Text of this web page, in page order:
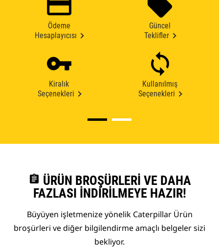
Ödeme
Hesaplayıcısı
Güncel
Teklifler
Kiralık
Seçenekleri
Kullanılmış
Seçenekleri
assignment ÜRÜN BROŞÜRLERI VE DAHA
FAZLASI İNDIRILMEYE HAZIR!
Büyüyen işletmenize yönelik Caterpillar Ürün
broşürleri ve diğer bilgilendirme amaçlı belgeler sizi
bekliyor.